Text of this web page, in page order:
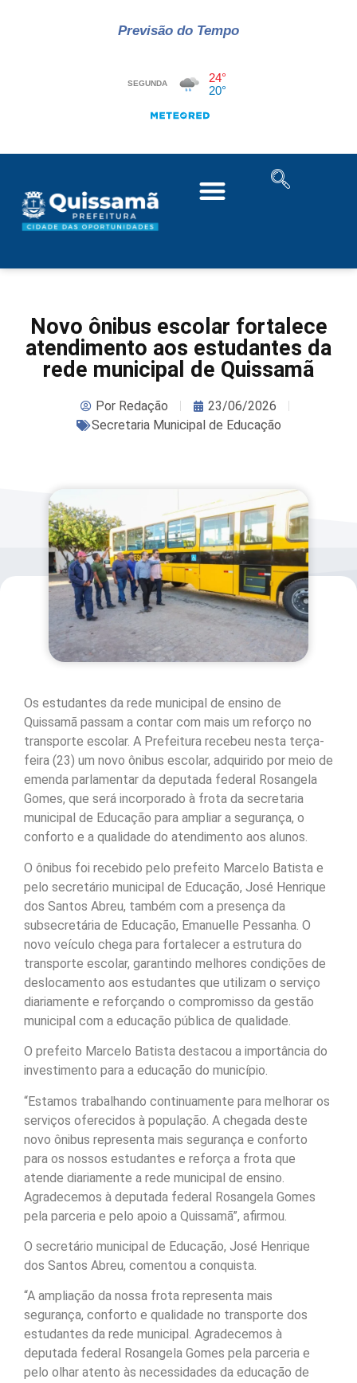
Previsão do Tempo
Novo ônibus escolar fortalece
atendimento aos estudantes da
rede municipal de Quissamã
PorRedação
23/06/2026
Secretaria Municipal de Educação
Os estudantes da rede municipal de ensino de
Quissamã passam a contar com mais um reforço no
transporte escolar. A Prefeitura recebeu nesta terça-
feira (23) um novo ônibus escolar, adquirido por meio de
emenda parlamentar da deputada federal Rosangela
Gomes, que será incorporado à frota da secretaria
municipal de Educação para ampliar a segurança, o
conforto e a qualidade do atendimento aos alunos.
O ônibus foi recebido pelo prefeito Marcelo Batista e
pelo secretário municipal de Educação, José Henrique
dos Santos Abreu, também com a presença da
subsecretária de Educação, Emanuelle Pessanha. O
novo veículo chega para fortalecer a estrutura do
transporte escolar, garantindo melhores condições de
deslocamento aos estudantes que utilizam o serviço
diariamente e reforçando o compromisso da gestão
municipal com a educação pública de qualidade.
O prefeito Marcelo Batista destacou a importância do
investimento para a educação do município.
“Estamos trabalhando continuamente para melhorar os
serviços oferecidos à população. A chegada deste
novo ônibus representa mais segurança e conforto
para os nossos estudantes e reforça a frota que
atende diariamente a rede municipal de ensino.
Agradecemos à deputada federal Rosangela Gomes
pela parceria e pelo apoio a Quissamã”, afirmou.
O secretário municipal de Educação, José Henrique
dos Santos Abreu, comentou a conquista.
“A ampliação da nossa frota representa mais
segurança, conforto e qualidade no transporte dos
estudantes da rede municipal. Agradecemos à
deputada federal Rosangela Gomes pela parceria e
pelo olhar atento às necessidades da educação de